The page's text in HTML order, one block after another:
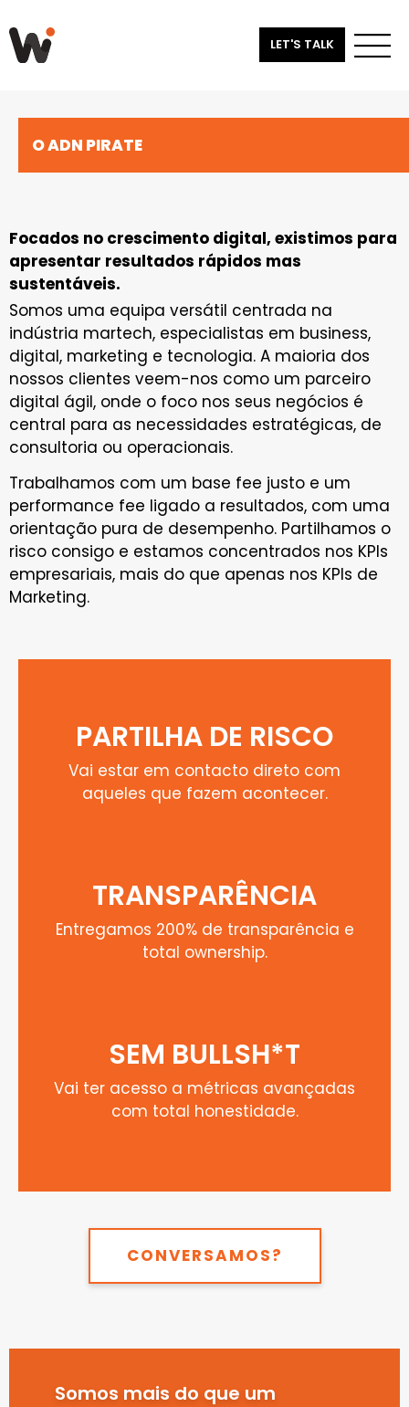
LET'S TALK
O ADN PIRATE
Focados no crescimento digital, existimos para
apresentar resultados rápidos mas
sustentáveis.
Somos uma equipa versátil centrada na
indústria martech, especialistas em business,
digital, marketing e tecnologia. A maioria dos
nossos clientes veem-nos como um parceiro
digital ágil, onde o foco nos seus negócios é
central para as necessidades estratégicas, de
consultoria ou operacionais.
Trabalhamos com um base fee justo e um
performance fee ligado a resultados, com uma
orientação pura de desempenho. Partilhamos o
risco consigo e estamos concentrados nos KPIs
empresariais, mais do que apenas nos KPIs de
Marketing.
PARTILHA DE RISCO
Vai estar em contacto direto com
aqueles que fazem acontecer.
TRANSPARÊNCIA
Entregamos 200% de transparência e
total ownership.
SEM BULLSH*T
Vai ter acesso a métricas avançadas
com total honestidade.
CONVERSAMOS?
Somos mais do que um